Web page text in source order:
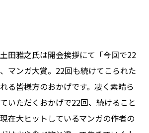
田雅之氏は開会挨拶にて「今回で22
マンガ大賞。22回も続けてこられた
る皆様方のおかげです。凄く素晴ら
いただくおかげで22回、続けること
在大ヒットしているマンガの作者の